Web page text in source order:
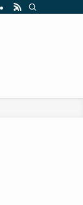
小島漁港発